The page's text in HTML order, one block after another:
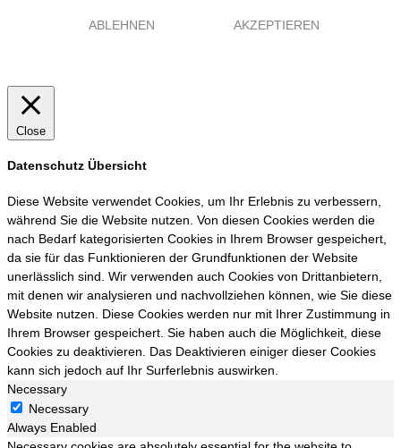
ABLEHNEN AKZEPTIEREN
Close
Datenschutz Übersicht
Diese Website verwendet Cookies, um Ihr Erlebnis zu verbessern,
während Sie die Website nutzen. Von diesen Cookies werden die
nach Bedarf kategorisierten Cookies in Ihrem Browser gespeichert,
da sie für das Funktionieren der Grundfunktionen der Website
unerlässlich sind. Wir verwenden auch Cookies von Drittanbietern,
mit denen wir analysieren und nachvollziehen können, wie Sie diese
Website nutzen. Diese Cookies werden nur mit Ihrer Zustimmung in
Ihrem Browser gespeichert. Sie haben auch die Möglichkeit, diese
Cookies zu deaktivieren. Das Deaktivieren einiger dieser Cookies
kann sich jedoch auf Ihr Surferlebnis auswirken.
Necessary
Necessary
Always Enabled